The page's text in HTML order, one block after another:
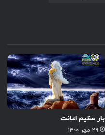
بار عظیم امانت
۲۹ مهر ۱۴۰۰